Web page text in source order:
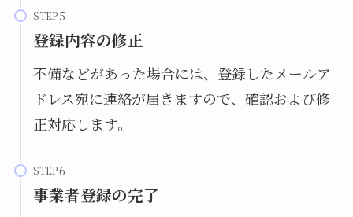
STEP
登録内容の修正
不備などがあった場合には、登録したメールア
ドレス宛に連絡が届きますので、確認および修
正対応します。
STEP
事業者登録の完了